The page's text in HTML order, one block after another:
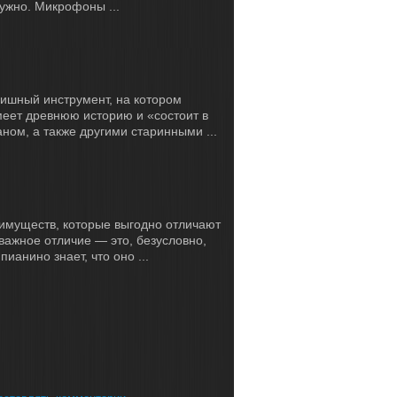
Микрофоны ...
инструмент, на котором
древнюю историю и «состоит в
а также другими старинными ...
которые выгодно отличают
отличие — это, безусловно,
знает, что оно ...